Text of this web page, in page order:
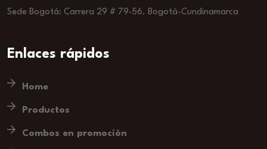
Sede Bogotá: Carrera 29 # 79-56. Bogotá-Cundinamarca
Enlaces rápidos
Home
Productos
Combos en promoción